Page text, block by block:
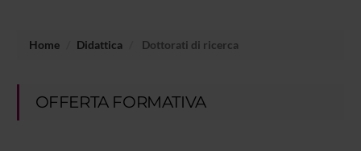
Home Didattica Dottorati di ricerca
OFFERTA FORMATIVA